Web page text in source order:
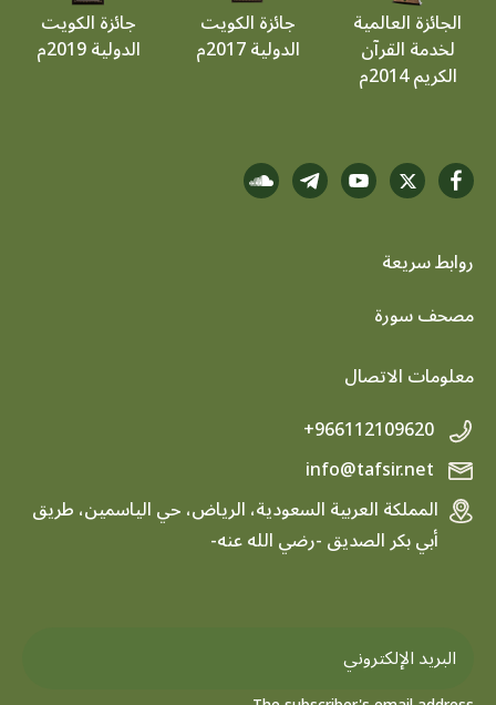
الجائزة العالمية
لخدمة القرآن
الكريم 2014م
جائزة الكويت
الدولية 2017م
جائزة الكويت
الدولية 2019م
روابط سريعة
footer menu
مصحف سورة
معلومات الاتصال
+966112109620
المملكة العربية السعودية، الرياض، حي الياسمين، طريق
أبي بكر الصديق -رضي الله عنه-